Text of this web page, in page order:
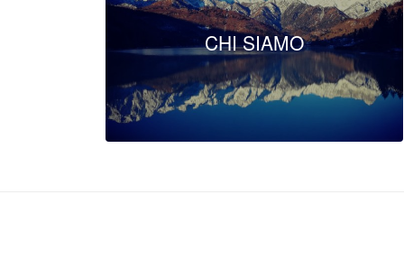
CHI SIAMO